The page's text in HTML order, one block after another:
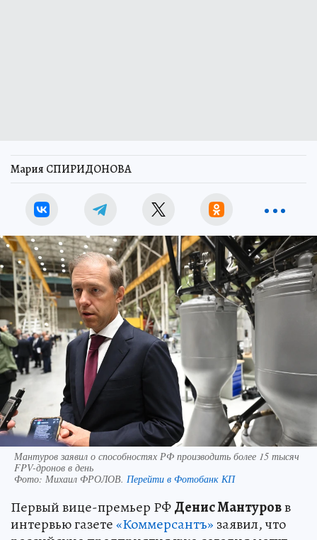
Мария СПИРИДОНОВА
Мантуров заявил о способностях РФ производить более 15 тысяч
FPV-дронов в день
Фото: Михаил ФРОЛОВ. Перейти в Фотобанк КП
Первый вице-премьер РФДенис Мантуровв
интервью газете«Коммерсантъ» заявил, что